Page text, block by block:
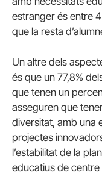
estranger és entre
que la resta
Un altre dels
és que un 77,8%
que tenen un
asseguren que
diversitat, amb una
projectes
l’estabilitat de la
educatius de